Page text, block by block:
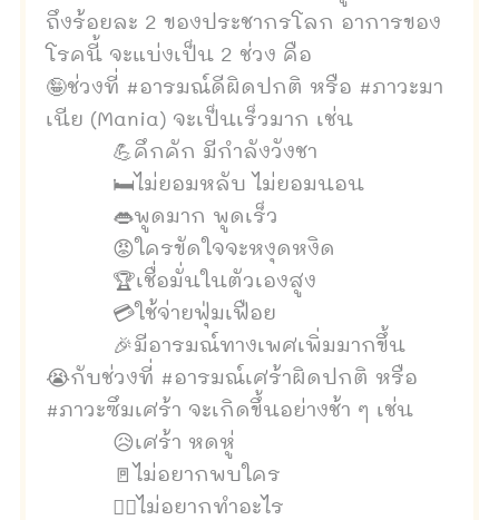
ถึงร้อยละ 2 ของประชากรโลก อาการของ
โรคนี้ จะแบ่งเป็น 2 ช่วง คือ
🤪ช่วงที่ #อารมณ์ดีผิดปกติ หรือ #ภาวะมา
เนีย (Mania) จะเป็นเร็วมาก เช่น
💪คึกคัก มีกำลังวังชา
🛏ไม่ยอมหลับ ไม่ยอมนอน
👄พูดมาก พูดเร็ว
😡ใครขัดใจจะหงุดหงิด
🏆เชื่อมั่นในตัวเองสูง
💳ใช้จ่ายฟุ่มเฟือย
🎉มีอารมณ์ทางเพศเพิ่มมากขึ้น
😭กับช่วงที่ #อารมณ์เศร้าผิดปกติ หรือ
#ภาวะซึมเศร้า จะเกิดขึ้นอย่างช้า ๆ เช่น
😥เศร้า หดหู่
🚪ไม่อยากพบใคร
🙅‍♀️ไม่อยากทำอะไร